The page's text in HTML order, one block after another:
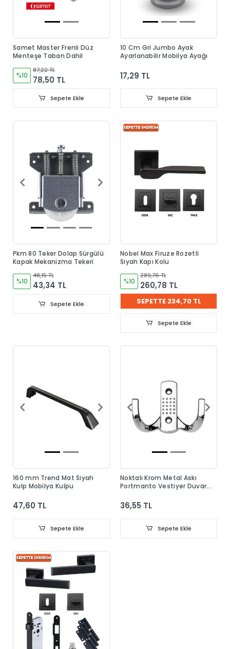
Samet Master Frenli Düz
Menteşe Taban Dahil
%10
87,22 TL
78,50 TL
Sepete Ekle
10 Cm Gri Jumbo Ayak
Ayarlanabilir Mobilya Ayağı
17,29 TL
Sepete Ekle
Pkm 80 Teker Dolap Sürgülü
Kapak Mekanizma Tekeri
%10
48,15 TL
43,34 TL
Sepete Ekle
Nobel Max Firuze Rozetli
Siyah Kapı Kolu
%10
289,76 TL
260,78 TL
SEPETTE 234,70 TL
Sepete Ekle
160 mm Trend Mat Siyah
Kulp Mobilya Kulpu
47,60 TL
Sepete Ekle
Noktalı Krom Metal Askı
Portmanto Vestiyer Duvar
36,55 TL
Sepete Ekle